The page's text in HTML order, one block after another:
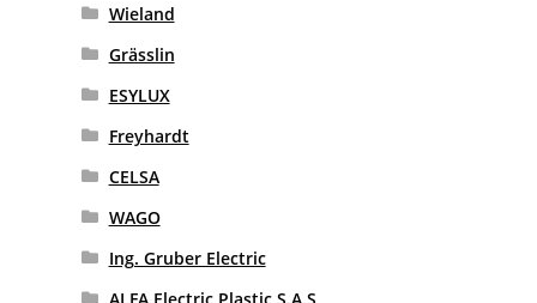
Wieland
Grässlin
ESYLUX
Freyhardt
CELSA
WAGO
Ing. Gruber Electric